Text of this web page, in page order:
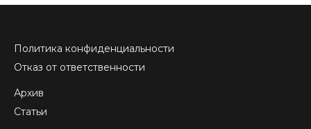
Политика конфиденциальности
Отказ от ответственности
Архив
Статьи